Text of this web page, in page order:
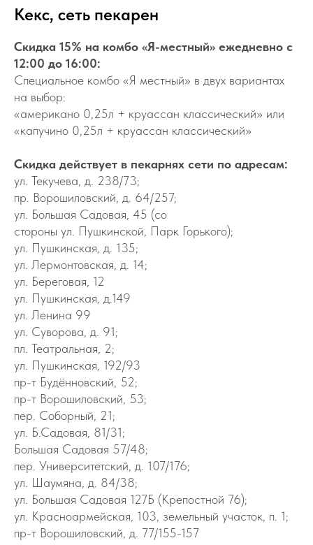
Кекс, сеть пекарен
Скидка 15% на комбо «Я-местный» ежедневно с
12:00 до 16:00:
Специальное комбо «Я местный» в двух вариантах
на выбор:
«американо 0,25л + круассан классический» или
«капучино 0,25л + круассан классический»
Скидка действует в пекарнях сети по адресам:
ул. Текучева, д. 238/73;
пр. Ворошиловский, д. 64/257;
ул. Большая Садовая, 45 (со
стороны ул. Пушкинской, Парк Горького);
ул. Пушкинская, д. 135;
ул. Лермонтовская, д. 14;
ул. Береговая, 12
ул. Пушкинская, д.149
ул. Ленина 99
ул. Суворова, д. 91;
пл. Театральная, 2;
ул. Пушкинская, 192/93
пр-т Будённовский, 52;
пр-т Ворошиловский, 53;
пер. Соборный, 21;
ул. Б.Садовая, 81/31;
Большая Садовая 57/48;
пер. Университетский, д. 107/176;
ул. Шаумяна, д. 84/38;
ул. Большая Садовая 127Б (Крепостной 76);
ул. Красноармейская, 103, земельный участок, п. 1;
пр-т Ворошиловский, д. 77/155-157